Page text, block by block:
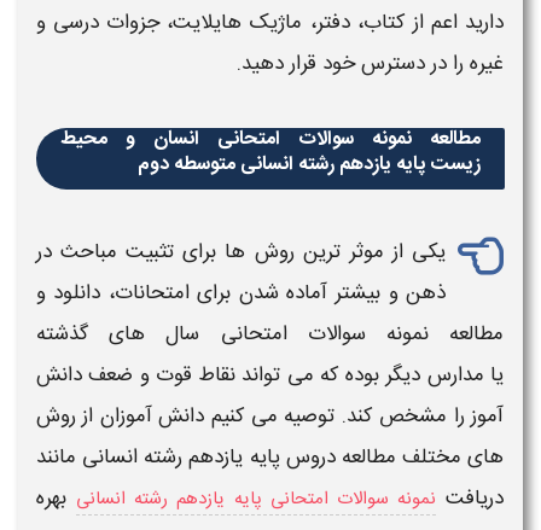
دارید اعم از کتاب، دفتر، ماژیک هایلایت، جزوات درسی و
غیره را در دسترس خود قرار دهید.
مطالعه نمونه سوالات امتحانی انسان و محیط
زیستپایه یازدهم رشته انسانی متوسطه دوم
یکی از موثر ترین روش ها برای تثبیت مباحث در
ذهن و بیشتر آماده شدن برای امتحانات، دانلود و
مطالعه نمونه سوالات امتحانی سال های گذشته
یا مدارس دیگر بوده که می تواند نقاط قوت و ضعف دانش
آموز را مشخص کند. توصیه می کنیم دانش آموزان از روش
های مختلف مطالعه دروس پایه یازدهم رشته انسانی مانند
دریافت نمونه سوالات امتحانی پایه یازدهم رشته انسانی بهره